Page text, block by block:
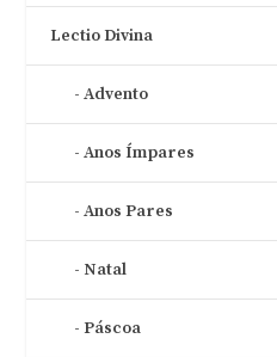
Lectio Divina
Advento
Anos Ímpares
Anos Pares
Natal
Páscoa